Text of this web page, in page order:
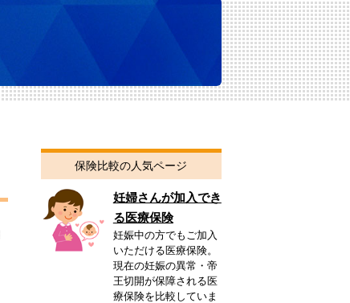
保険比較の人気ページ
妊婦さんが加入でき
る医療保険
妊娠中の方でもご加入
いただける医療保険。
現在の妊娠の異常・帝
王切開が保障される医
療保険を比較していま